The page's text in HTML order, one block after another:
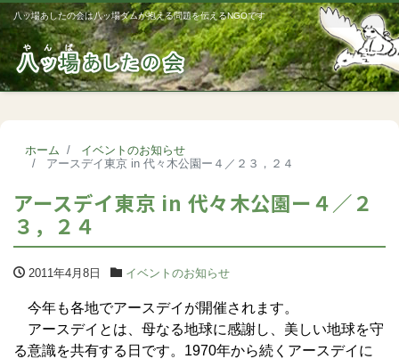
八ッ場あしたの会は八ッ場ダムが抱える問題を伝えるNGOです
ホーム
イベントのお知らせ
アースデイ東京 in 代々木公園ー４／２３，２４
アースデイ東京 in 代々木公園ー４／２
３，２４
2011年4月8日 イベントのお知らせ
今年も各地でアースデイが開催されます。
アースデイとは、母なる地球に感謝し、美しい地球を守
る意識を共有する日です。1970年から続くアースデイに